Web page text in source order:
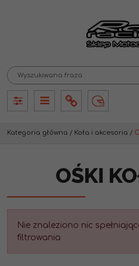
PanelPanelInfo Lang
Kategoria główna / Koła i akcesoria /
OŚKI
Nie znaleziono nic
filtrowania